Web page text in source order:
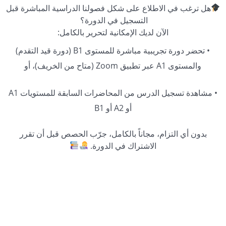
هل ترغب في الاطلاع على شكل فصولنا الدراسية المباشرة قبل
التسجيل في الدورة؟
الآن لديك الإمكانية لتحرير بالكامل:
• تحضر دورة تجريبية مباشرة للمستوى B1 (دورة قيد التقدم)
والمستوى A1 عبر تطبيق Zoom (متاح من الخريف)، أو
• مشاهدة تسجيل الدرس من المحاضرات السابقة للمستويات A1
أو A2 أو B1
بدون أي التزام، مجاناً بالكامل، جرّب الحصص قبل أن تقرر
الاشتراك في الدورة.